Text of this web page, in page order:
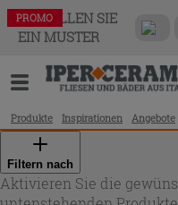
BESTELLEN SIE
EIN MUSTER
Produkte Inspirationen Angebote
Filtern nach
Aktivieren Sie die
PROMO
PROMO